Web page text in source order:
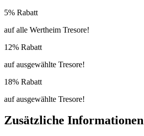
5% Rabatt
auf alle Wertheim Tresore!
12% Rabatt
auf ausgewählte Tresore!
18% Rabatt
auf ausgewählte Tresore!
Zusätzliche Informationen